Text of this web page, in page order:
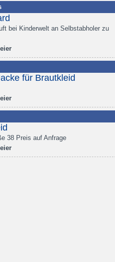
bei Kinderwelt an Selbstabholer zu
für Brautkleid
38 Preis auf Anfrage